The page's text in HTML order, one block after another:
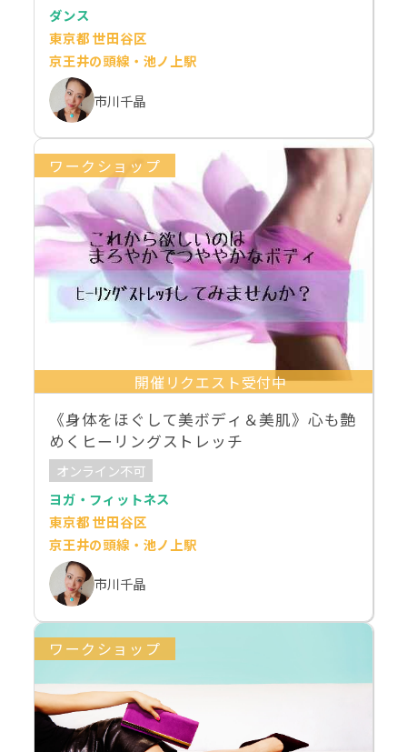
ダンス
東京都 世田谷区
京王井の頭線・池ノ上駅
市川千晶
ワークショップ
開催リクエスト受付中
《身体をほぐして美ボディ＆美肌》心も艶
めくヒーリングストレッチ
オンライン不可
ヨガ・フィットネス
東京都 世田谷区
京王井の頭線・池ノ上駅
市川千晶
ワークショップ